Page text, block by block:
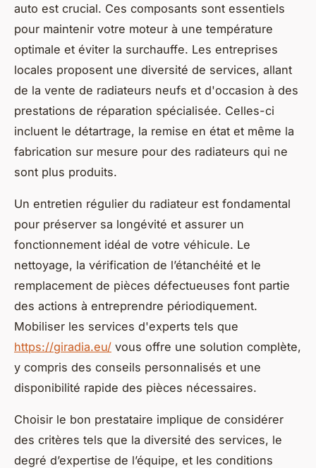
auto est crucial. Ces composants sont essentiels
pour maintenir votre moteur à une température
optimale et éviter la surchauffe. Les entreprises
locales proposent une diversité de services, allant
de la vente de radiateurs neufs et d'occasion à des
prestations de réparation spécialisée. Celles-ci
incluent le détartrage, la remise en état et même la
fabrication sur mesure pour des radiateurs qui ne
sont plus produits.
Un entretien régulier du radiateur est fondamental
pour préserver sa longévité et assurer un
fonctionnement idéal de votre véhicule. Le
nettoyage, la vérification de l’étanchéité et le
remplacement de pièces défectueuses font partie
des actions à entreprendre périodiquement.
Mobiliser les services d'experts tels que
https://giradia.eu/ vous offre une solution complète,
y compris des conseils personnalisés et une
disponibilité rapide des pièces nécessaires.
Choisir le bon prestataire implique de considérer
des critères tels que la diversité des services, le
degré d’expertise de l’équipe, et les conditions